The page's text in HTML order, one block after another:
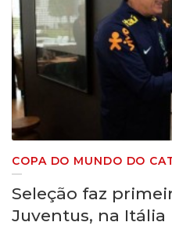
COPA DO MUNDO DO
Seleção faz
Juventus, na Itália